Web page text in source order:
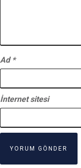
Ad *
İnternet sitesi